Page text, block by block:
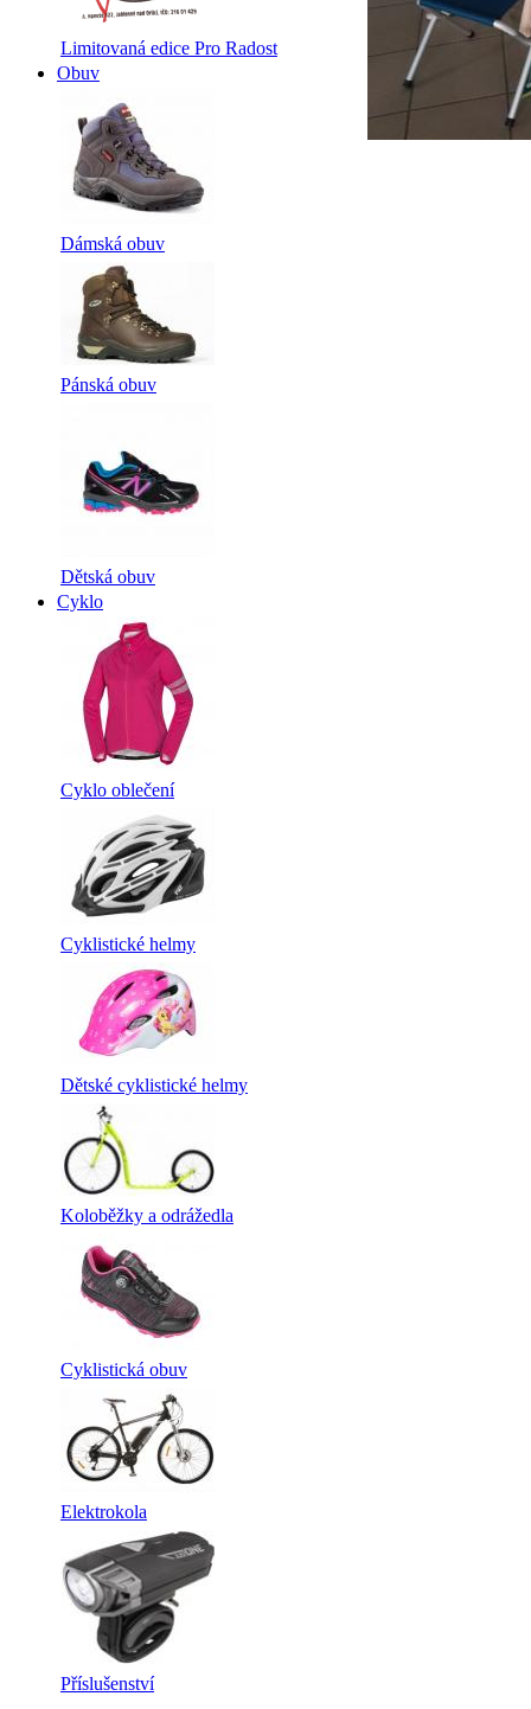
Limitovaná edice Pro Radost
Obuv
Dámská obuv
Pánská obuv
Dětská obuv
Cyklo
Cyklo oblečení
Cyklistické helmy
Dětské cyklistické helmy
Koloběžky a odrážedla
Cyklistická obuv
Elektrokola
Příslušenství